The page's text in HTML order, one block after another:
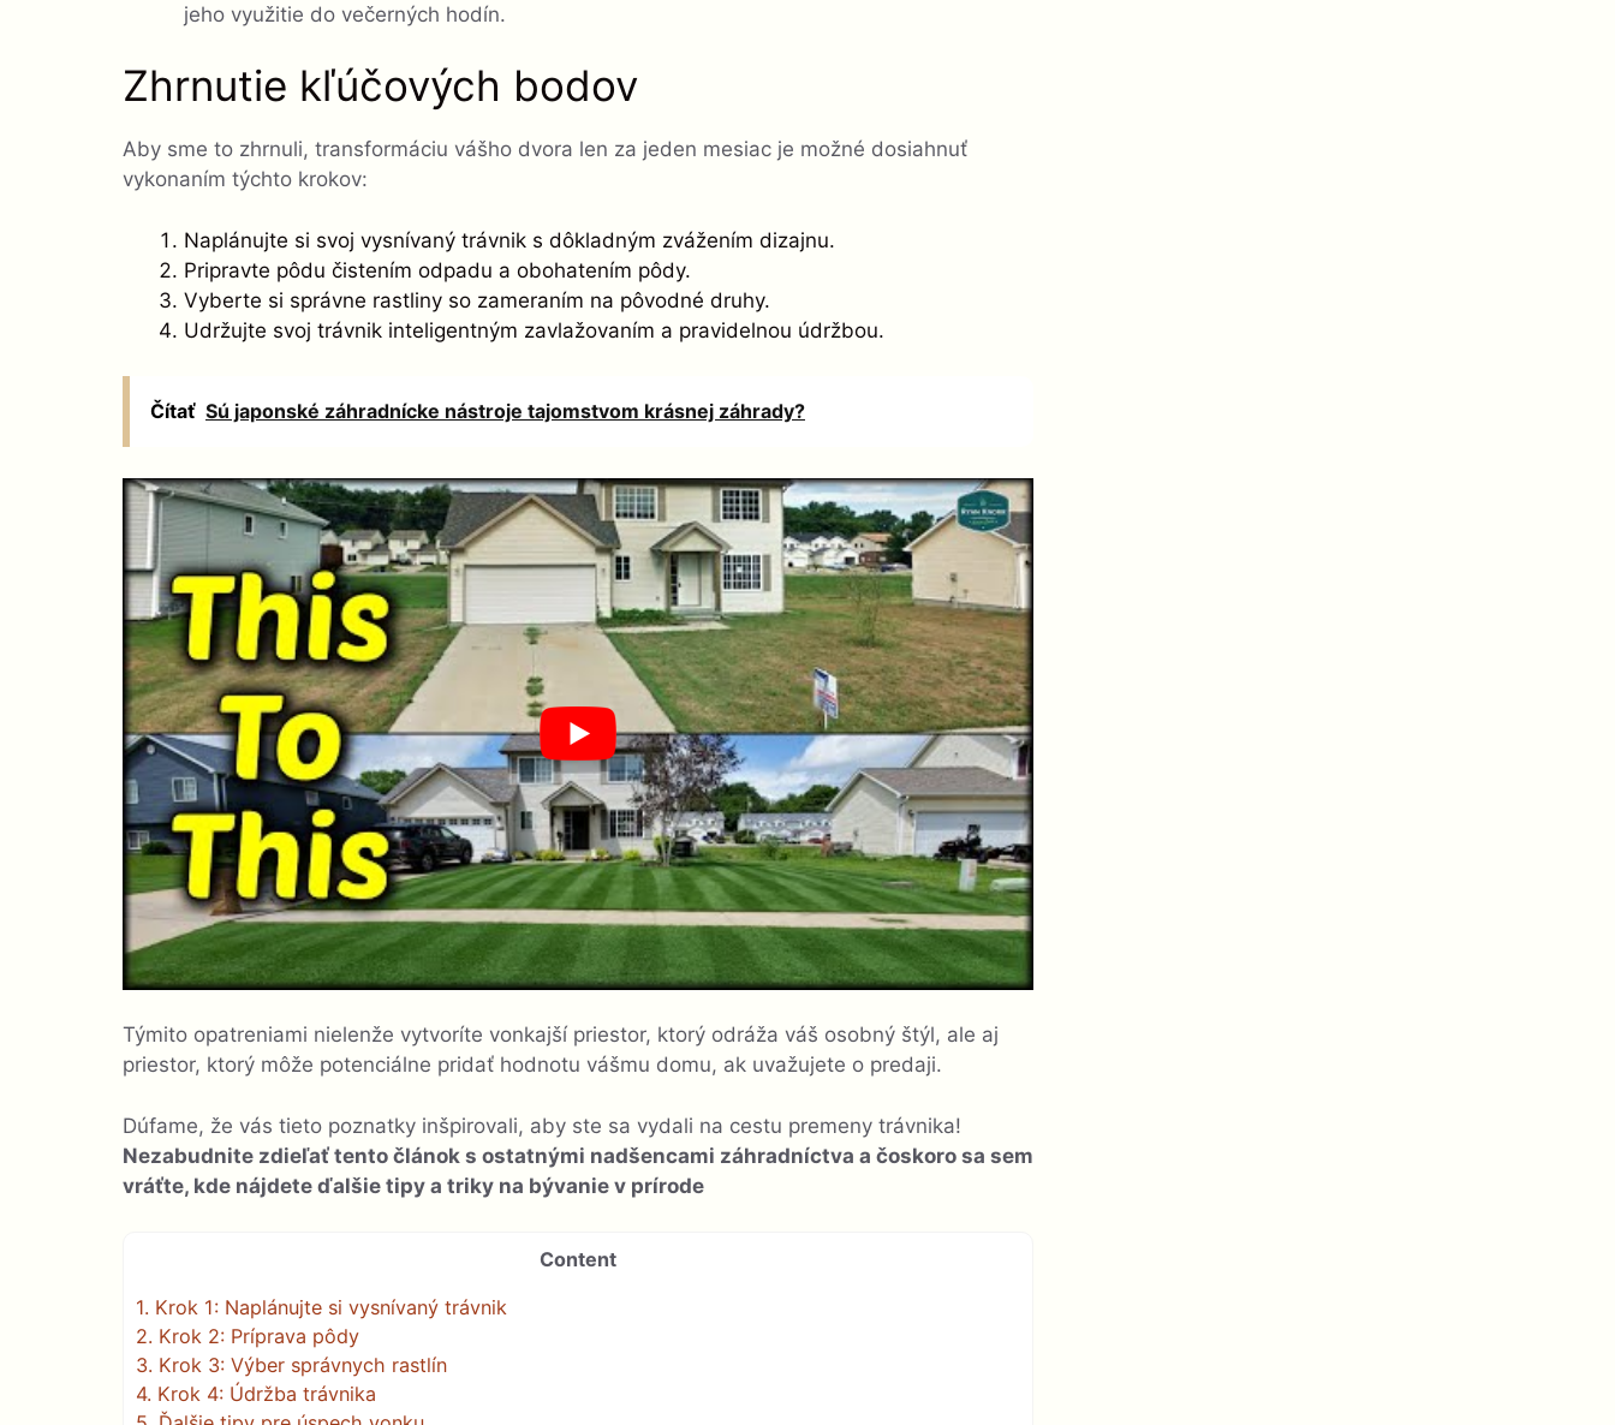
jeho využitie do večerných hodín.
Zhrnutie kľúčových bodov
Aby sme to zhrnuli, transformáciu vášho dvora len za jeden mesiac je možné dosiahnuť
vykonaním týchto krokov:
Naplánujte si svoj vysnívaný trávnik s dôkladným zvážením dizajnu.
Pripravte pôdu čistením odpadu a obohatením pôdy.
Vyberte si správne rastliny so zameraním na pôvodné druhy.
Udržujte svoj trávnik inteligentným zavlažovaním a pravidelnou údržbou.
Čítať Sú japonské záhradnícke nástroje tajomstvom krásnej záhrady?
Týmito opatreniami nielenže vytvoríte vonkajší priestor, ktorý odráža váš osobný štýl, ale aj
priestor, ktorý môže potenciálne pridať hodnotu vášmu domu, ak uvažujete o predaji.
Dúfame, že vás tieto poznatky inšpirovali, aby ste sa vydali na cestu premeny trávnika!
Nezabudnite zdieľať tento článok s ostatnými nadšencami záhradníctva a čoskoro sa sem
vráťte, kde nájdete ďalšie tipy a triky na bývanie v prírode
Content
1. Krok 1: Naplánujte si vysnívaný trávnik
2. Krok 2: Príprava pôdy
3. Krok 3: Výber správnych rastlín
4. Krok 4: Údržba trávnika